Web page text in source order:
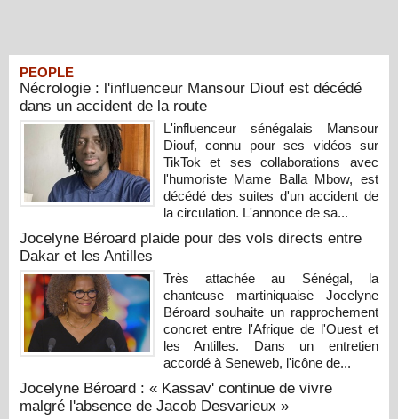
PEOPLE
Nécrologie : l'influenceur Mansour Diouf est décédé
dans un accident de la route
L'influenceur sénégalais Mansour
Diouf, connu pour ses vidéos sur
TikTok et ses collaborations avec
l'humoriste Mame Balla Mbow, est
décédé des suites d'un accident de
la circulation. L'annonce de sa...
Jocelyne Béroard plaide pour des vols directs entre
Dakar et les Antilles
Très attachée au Sénégal, la
chanteuse martiniquaise Jocelyne
Béroard souhaite un rapprochement
concret entre l'Afrique de l'Ouest et
les Antilles. Dans un entretien
accordé à Seneweb, l'icône de...
Jocelyne Béroard : « Kassav' continue de vivre
malgré l'absence de Jacob Desvarieux »